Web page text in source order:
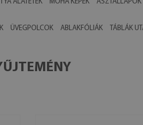
ALÁTÉTEK MOHA KÉPEK ASZTALLAPOK
ÜVEGPOLCOK ABLAKFÓLIÁK TÁBLÁK